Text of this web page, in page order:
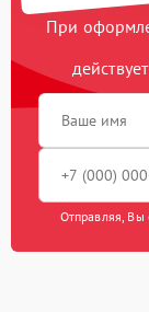
При
Отправляя, Вы